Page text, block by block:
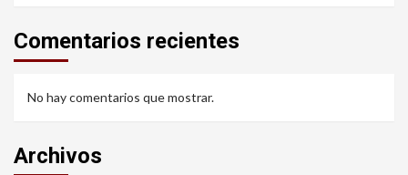
Comentarios recientes
No hay comentarios que mostrar.
Archivos